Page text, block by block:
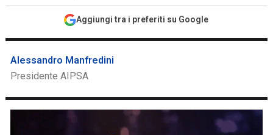
Aggiungi tra i preferiti su Google
Alessandro Manfredini
Presidente AIPSA